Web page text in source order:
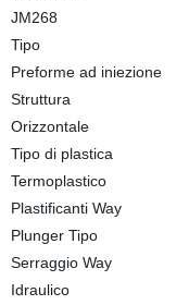
JM268
Tipo
Preforme ad iniezione
Struttura
Orizzontale
Tipo di plastica
Termoplastico
Plastificanti Way
Plunger Tipo
Serraggio Way
Idraulico